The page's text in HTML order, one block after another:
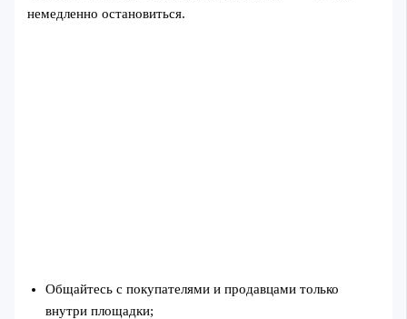
немедленно остановиться.
Общайтесь с покупателями и продавцами только
внутри площадки;